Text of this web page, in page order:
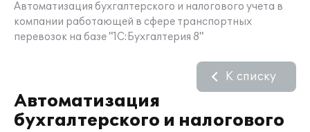
Автоматизация бухгалтерского и налогового учета в
компании работающей в сфере транспортных
перевозок на базе "1С:Бухгалтерия 8"
Автоматизация
бухгалтерского и налогового
К списку